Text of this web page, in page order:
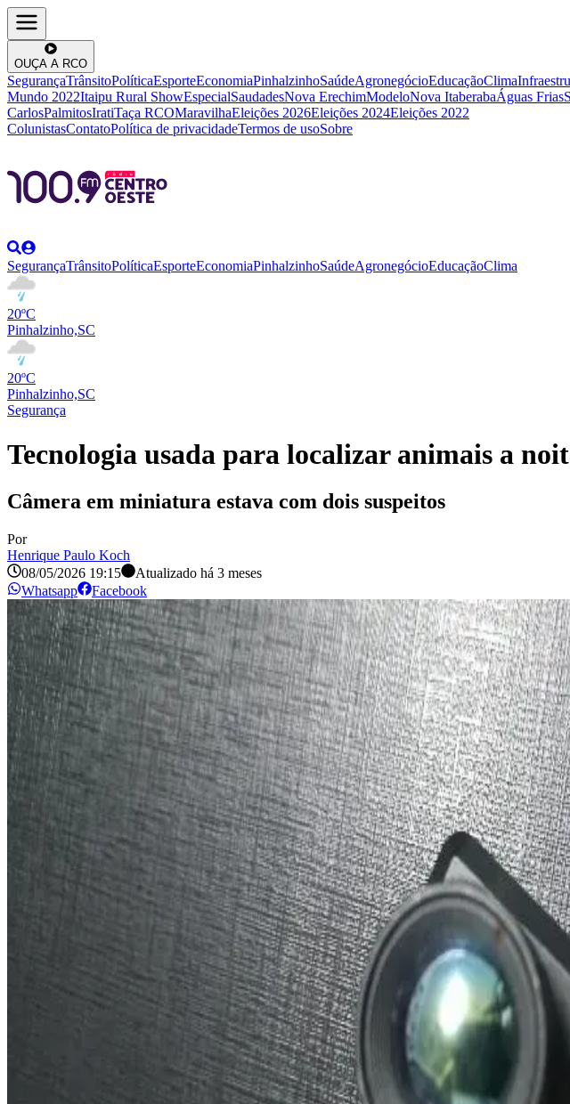
OUÇA A RCO
SegurançaTrânsitoPolíticaEsporteEconomiaPinhalzinhoSaúdeAgronegócioEducaçãoClima
Mundo 2022Itaipu Rural ShowEspecialSaudadesNova ErechimModeloNova ItaberabaÁguas Frias
CarlosPalmitosIratiTaça RCOMaravilhaEleições 2026Eleições 2024Eleições 2022
ColunistasContatoPolítica de privacidadeTermos de usoSobre
SegurançaTrânsitoPolíticaEsporteEconomiaPinhalzinhoSaúdeAgronegócioEducaçãoClima
20ºC
Pinhalzinho,SC
20ºC
Pinhalzinho,SC
Segurança
Tecnologia usada para localizar animais a
Câmera em miniatura estava com dois suspeitos
Por
Henrique Paulo Koch
08/05/2026 19:15
Atualizado há 3 meses
Whatsapp
Facebook